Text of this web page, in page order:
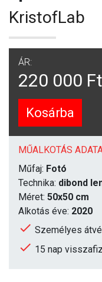
KristofLab
ÁR:
220 000 Ft
Kosárba
MŰALKOTÁS
Műfaj: Fotó
Technika: dibond
Méret: 50x50 cm
Alkotás éve: 2020
Személyes
15 nap